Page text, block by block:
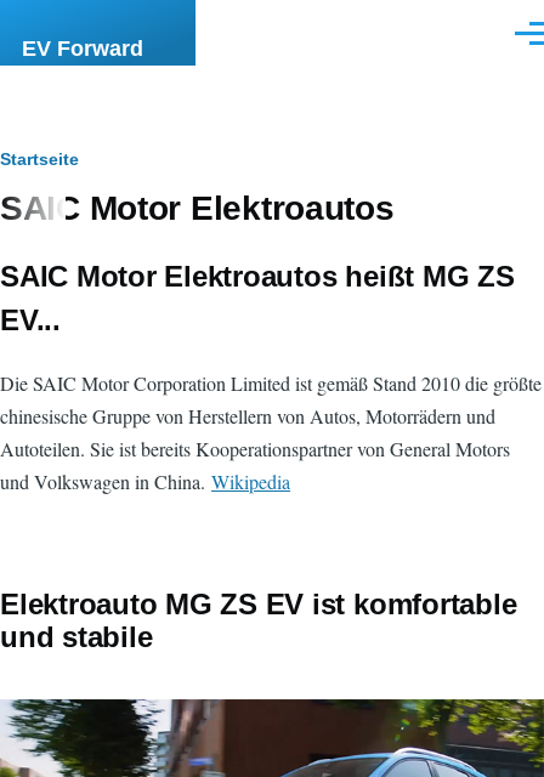
EV Forward
Pfadnavigation
Startseite
SAIC Motor Elektroautos
SAIC Motor Elektroautos heißt MG ZS
EV...
Die SAIC Motor Corporation Limited ist gemäß Stand 2010 die größte
chinesische Gruppe von Herstellern von Autos, Motorrädern und
Autoteilen. Sie ist bereits Kooperationspartner von General Motors
und Volkswagen in China. Wikipedia
Elektroauto MG ZS EV ist komfortable
und stabile